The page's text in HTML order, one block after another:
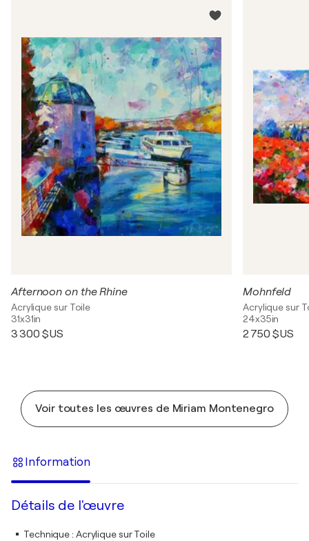
Afternoon on the Rhine
Acrylique sur Toile
31x31in
3 300 $US
Mohnfeld
Acrylique sur
24x35in
2 750 $US
Voir toutes les œuvres de Miriam Montenegro
Information
Détails de l'œuvre
Technique: Acrylique sur Toile